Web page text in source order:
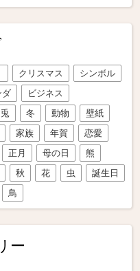
クリスマス
シンボル
ダ
ビジネス
兎 冬 動物
壁紙
家族 年賀
恋愛
正月 母の日
熊
秋 花 虫
誕生日
鳥
ー